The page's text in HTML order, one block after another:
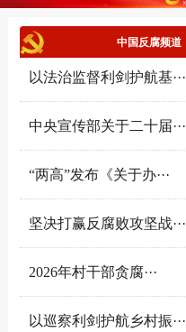
中国反腐频道
以法治监督利剑护航基···
中央宣传部关于二十届···
“两高”发布《关于办···
坚决打赢反腐败攻坚战···
2026年村干部贪腐···
以巡察利剑护航乡村振···